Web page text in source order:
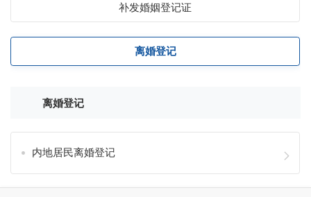
补发婚姻登记证
离婚登记
离婚登记
内地居民离婚登记